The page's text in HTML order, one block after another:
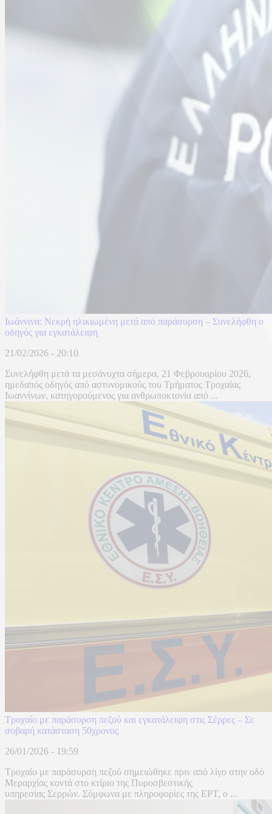
Ιωάννινα: Νεκρή ηλικιωμένη μετά από παράσυρση – Συνελήφθη ο
οδηγός για εγκατάλειψη
21/02/2026 - 20:10
Συνελήφθη μετά τα μεσάνυχτα σήμερα, 21 Φεβρουαρίου 2026,
ημεδαπός οδηγός από αστυνομικούς του Τμήματος Τροχαίας
Ιωαννίνων, κατηγορούμενος για ανθρωποκτονία από ...
Τροχαίο με παράσυρση πεζού και εγκατάλειψη στις Σέρρες – Σε
σοβαρή κατάσταση 50χρονος
26/01/2026 - 19:59
Τροχαίο με παράσυρση πεζού σημειώθηκε πριν από λίγο στην οδό
Μεραρχίας κοντά στο κτίριο της Πυροσβεστικής
υπηρεσίας Σερρών. Σύμφωνα με πληροφορίες της ΕΡΤ, ο ...